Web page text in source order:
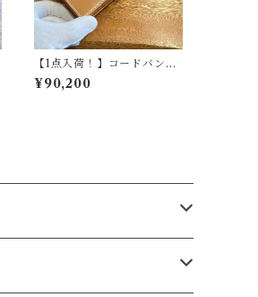
【1点入荷！】コードバン長
財布（札入れタイプ）ナチ
ュラル×ベージュ | 無二 MU
¥90,200